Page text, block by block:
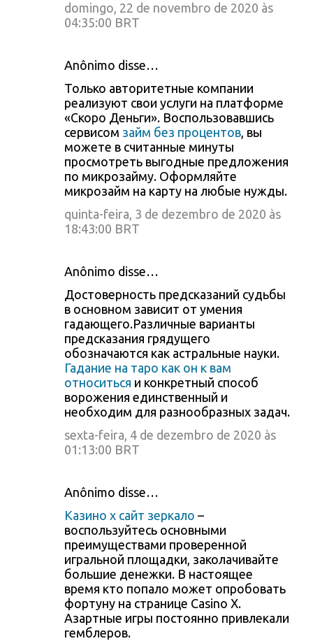
domingo, 22 de novembro de 2020 às
04:35:00 BRT
Anônimo disse…
Только авторитетные компании
реализуют свои услуги на платформе
«Скоро Деньги». Воспользовавшись
сервисом займ без процентов, вы
можете в считанные минуты
просмотреть выгодные предложения
по микрозайму. Оформляйте
микрозайм на карту на любые нужды.
quinta-feira, 3 de dezembro de 2020 às
18:43:00 BRT
Anônimo disse…
Достоверность предсказаний судьбы
в основном зависит от умения
гадающего.Различные варианты
предсказания грядущего
обозначаются как астральные науки.
Гадание на таро как он к вам
относиться и конкретный способ
ворожения единственный и
необходим для разнообразных задач.
sexta-feira, 4 de dezembro de 2020 às
01:13:00 BRT
Anônimo disse…
Казино х сайт зеркало –
воспользуйтесь основными
преимуществами проверенной
игральной площадки, заколачивайте
большие денежки. В настоящее
время кто попало может опробовать
фортуну на странице Casino X.
Азартные игры постоянно привлекали
гемблеров.